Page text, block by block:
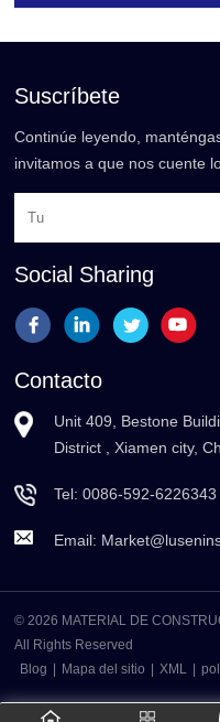
Suscríbete
Continúe leyendo,
invitamos a que nos cuente
Social Sharing
Contacto
Unit 409, Bestone
District , Xiamen city,
Tel:0086-592-6226343
Email:
© 2026 MATERIAL DE
All Rights Reserved
Blog
Mapa del sitio XML